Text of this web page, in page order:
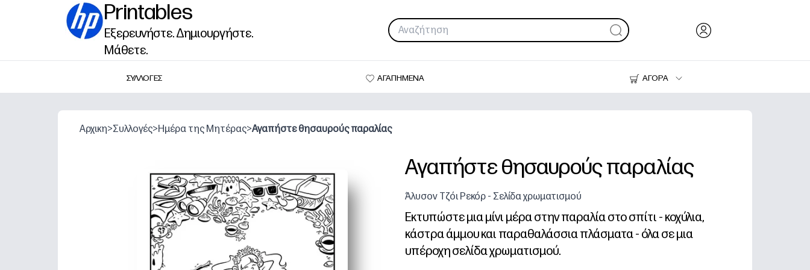
Printables
Εξερευνήστε. Δημιουργήστε.
Μάθετε.
ΣΥΛΛΟΓΕΣ ΑΓΑΠΗΜΕΝΑ
ΑΓΟΡΑ
Εκτυπωτές
Αρχικη>Συλλογές>Ημέρα της Μητέρας>Αγαπήστε θησαυρούς παραλίας
Αγαπήστε θησαυρούς παραλίας
Άλυσον Τζόι Ρεκόρ - Σελίδα χρωματισμού
Εκτυπώστε μια μίνι μέρα στην παραλία στο σπίτι - κοχύλια,
κάστρα άμμου και παραθαλάσσια πλάσματα - όλα σε μια
υπέροχη σελίδα χρωματισμού.